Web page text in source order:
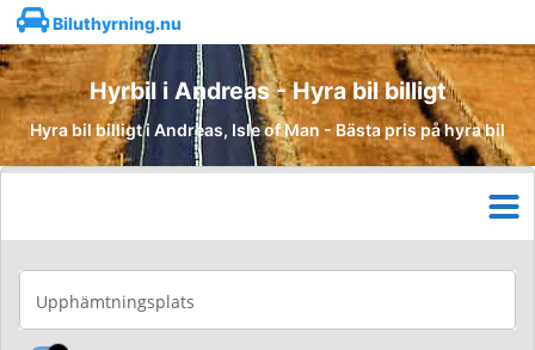
Biluthyrning.nu
Hyrbil i Andreas - Hyra bil billigt
Hyra bil billigt i Andreas, Isle of Man - Bästa pris på hyra bil
Upphämtningsplats